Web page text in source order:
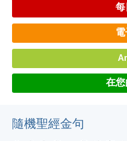
每
在您
隨機聖經金句